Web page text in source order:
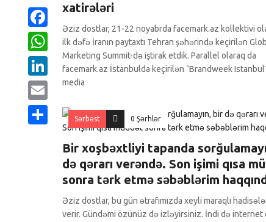
xatirələri
Əziz dostlar, 21-22 noyabrda facemark.az kollektivi
ilk dəfə İranın paytaxtı Tehran şəhərində keçirilən
Marketing Summit-də iştirak etdik. Parallel olaraq da
facemark.az İstanbulda keçirilən ˝Brandweek
media
Facebook
WhatsApp
LinkedIn
Email
Sərbəst 0 Şərhlər
Bir xoşbəxtliyi tapanda
də qərarı verəndə. Son işimi qısa
sonra tərk etmə səbəblərim
Əziz dostlar, bu gün ətrafımızda xeyli maraqlı
verir. Gündəmi özünüz də izləyirsiniz. İndi də internet